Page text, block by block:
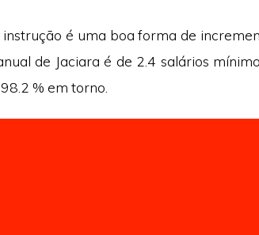
é uma boa forma de
de Jaciara é de 2.4 salários
% em torno.